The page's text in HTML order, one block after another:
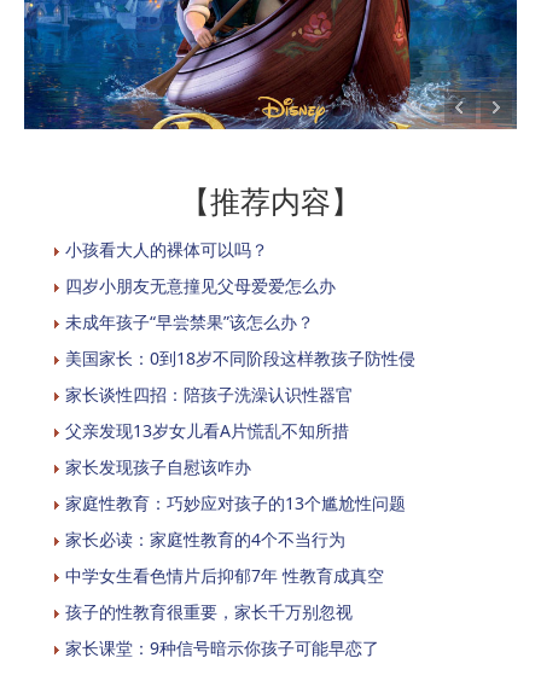
【推荐内容】
小孩看大人的裸体可以吗？
四岁小朋友无意撞见父母爱爱怎么办
未成年孩子“早尝禁果”该怎么办？
美国家长：0到18岁不同阶段这样教孩子防性侵
家长谈性四招：陪孩子洗澡认识性器官
父亲发现13岁女儿看A片慌乱不知所措
家长发现孩子自慰该咋办
家庭性教育：巧妙应对孩子的13个尴尬性问题
家长必读：家庭性教育的4个不当行为
中学女生看色情片后抑郁7年 性教育成真空
孩子的性教育很重要，家长千万别忽视
家长课堂：9种信号暗示你孩子可能早恋了